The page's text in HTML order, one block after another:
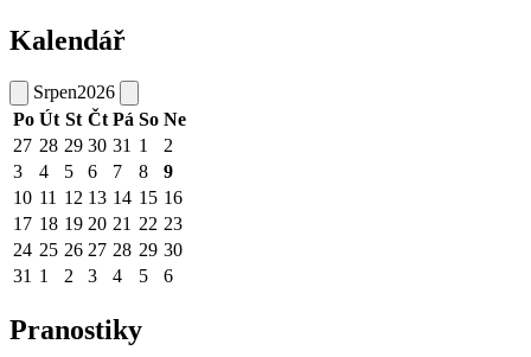
Kalendář
Srpen2026
Po Út St Čt Pá So Ne
27 28 29 30 31 1
2
3
4 5 6 7 8
9
10 11 12 13 14 15 16
17 18 19 20 21 22 23
24 25 26 27 28 29 30
31 1 2 3 4 5 6
Pranostiky